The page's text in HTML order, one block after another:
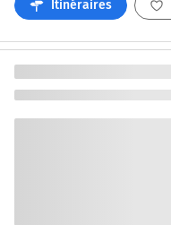
Itinéraires